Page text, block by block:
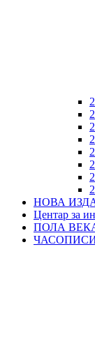
НОВА
Центар за
ПОЛА